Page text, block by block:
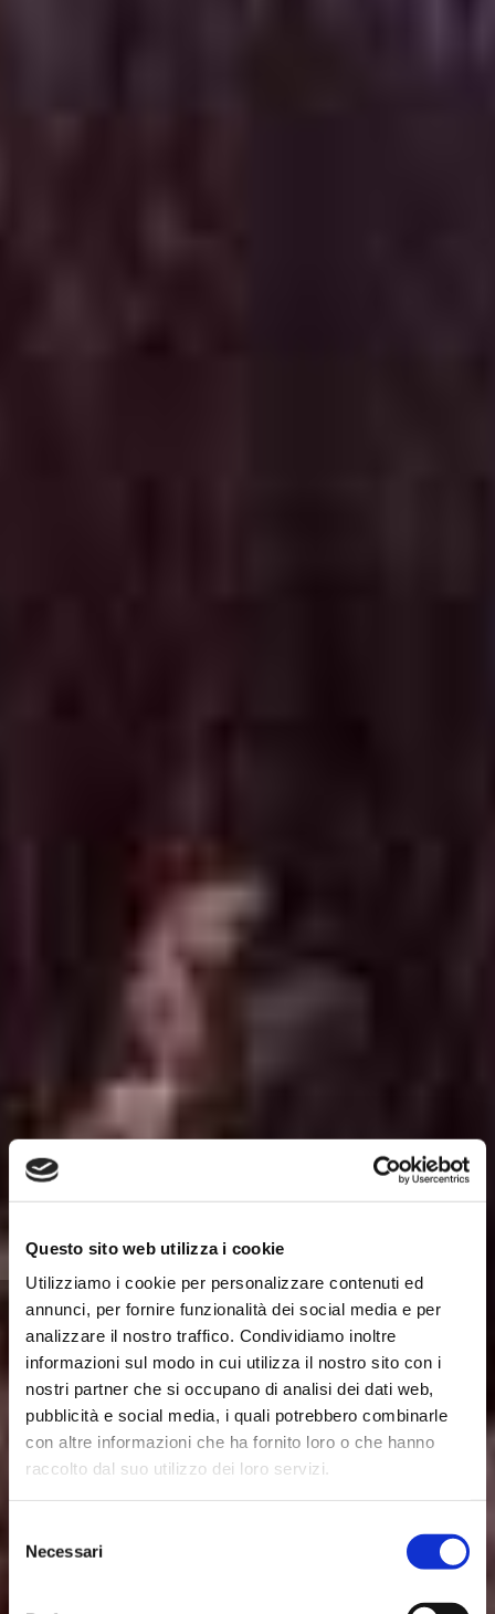
Questo sito web utilizza i cookie
Utilizziamo i cookie per personalizzare contenuti ed
annunci, per fornire funzionalità dei social media e per
analizzare il nostro traffico. Condividiamo inoltre
informazioni sul modo in cui utilizza il nostro sito con i
nostri partner che si occupano di analisi dei dati web,
pubblicità e social media, i quali potrebbero combinarle
con altre informazioni che ha fornito loro o che hanno
raccolto dal suo utilizzo dei loro servizi.
delNecessari I PERCORSI